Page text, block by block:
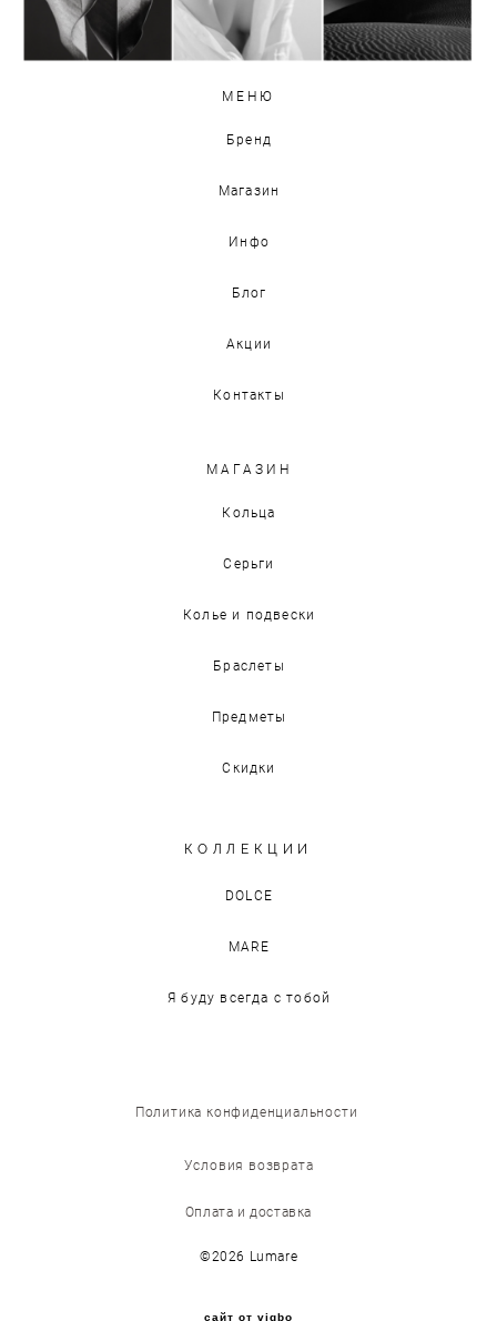
МЕНЮ
Бренд
Магазин
Инфо
Блог
Акции
Контакты
МАГАЗИН
Кольца
Серьги
Колье и подвески
Браслеты
Предметы
Скидки
КОЛЛЕКЦИИ
DOLCE
MARE
Я буду всегда с тобой
Политика конфиденциальности
Условия возврата
Оплата и доставка
©2026 Lumare
сайт от vigbo